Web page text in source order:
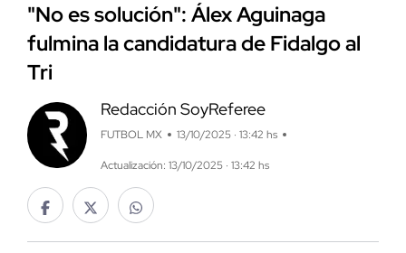
"No es solución": Álex Aguinaga
fulmina la candidatura de Fidalgo al
Tri
Redacción SoyReferee
FUTBOL MX 13/10/2025 · 13:42 hs
Actualización: 13/10/2025 · 13:42 hs